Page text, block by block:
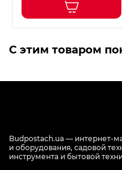
С этим товаром
Budpostach.ua — интернет-
и оборудования, садовой
инструмента и бытовой